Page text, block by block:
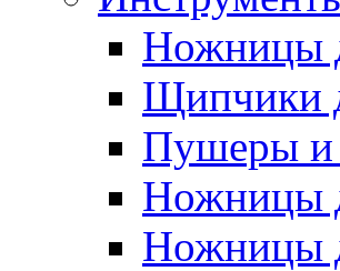
Ножницы
Щипчики
Пушеры
Ножницы
Ножницы